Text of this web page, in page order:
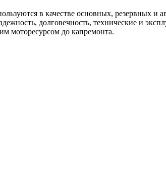
в качестве основных, резервных и
долговечность, технические и
моторесурсом до капремонта.